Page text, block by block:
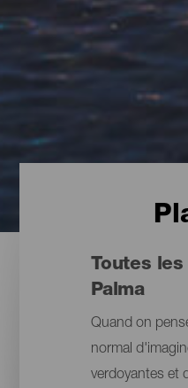
Toutes
Palma
Quand on
normal
verdoyantes et